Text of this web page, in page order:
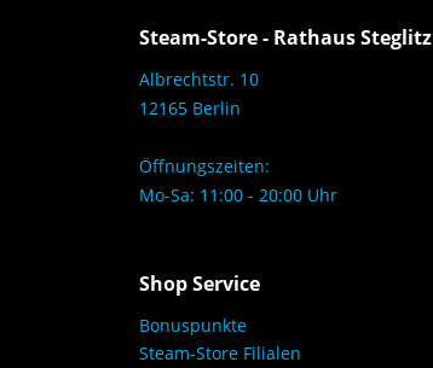
Steam-Store - Rathaus Steglitz
Albrechtstr. 10
12165 Berlin
Öffnungszeiten:
Mo-Sa: 11:00 - 20:00 Uhr
Shop Service
Bonuspunkte
Steam-Store Filialen